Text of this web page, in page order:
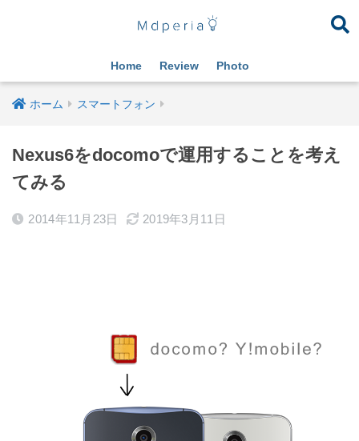
Home Review Photo
ホーム スマートフォン
Nexus6をdocomoで運用することを考え
てみる
2014年11月23日 2019年3月11日